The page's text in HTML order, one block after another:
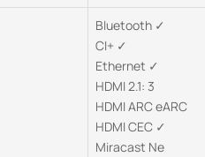
Bluetooth ✓
CI+ ✓
Ethernet ✓
HDMI 2.1: 3
HDMI ARC eARC
HDMI CEC ✓
Miracast Ne